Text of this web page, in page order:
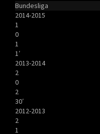
Bundesliga
2014-2015
1
0
1
1′
2013-2014
2
0
2
30′
2012-2013
2
1